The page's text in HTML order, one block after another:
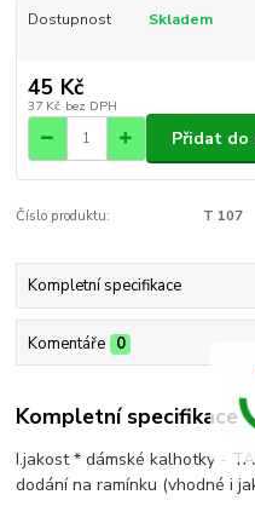
Dostupnost Skladem
45 Kč
37 Kč bez DPH
Přidat do
Číslo produktu: T 107
Kompletní specifikace
Komentáře 0
Kompletní specifikace
I.jakost * dámské kalhotky -
dodání na ramínku (vhodné i